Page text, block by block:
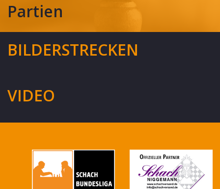
Partien
BILDERSTRECKEN
VIDEO